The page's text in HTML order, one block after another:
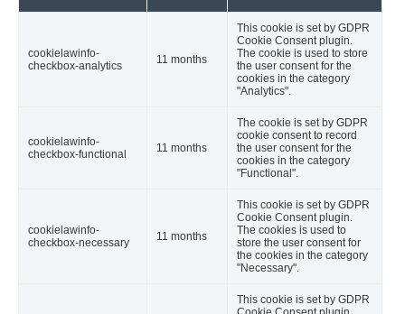
cookielawinfo-
checkbox-analytics
11 months
This cookie is set by GDPR
Cookie Consent plugin.
The cookie is used to store
the user consent for the
cookies in the category
"Analytics".
cookielawinfo-
checkbox-functional
11 months
The cookie is set by GDPR
cookie consent to record
the user consent for the
cookies in the category
"Functional".
cookielawinfo-
checkbox-necessary
11 months
This cookie is set by GDPR
Cookie Consent plugin.
The cookies is used to
store the user consent for
the cookies in the category
"Necessary".
This cookie is set by GDPR